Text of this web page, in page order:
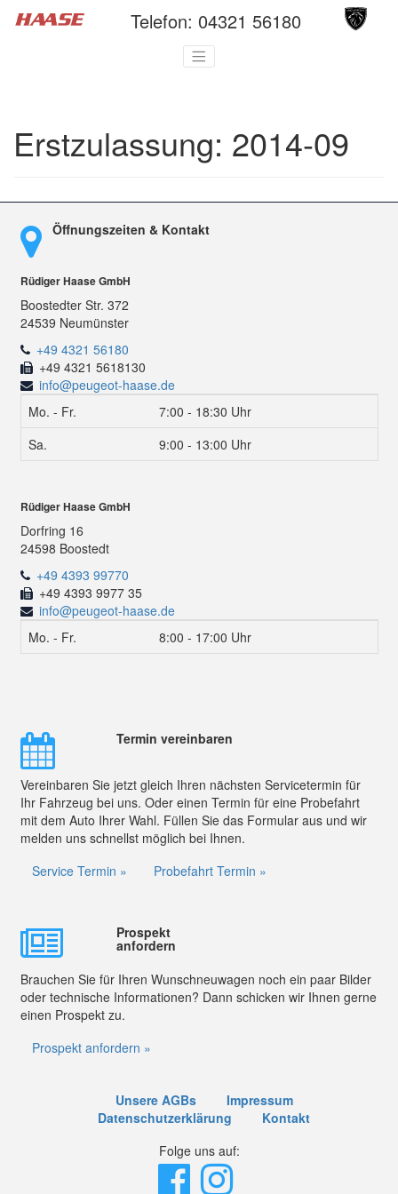
Telefon: 04321 56180
Erstzulassung: 2014-09
Öffnungszeiten & Kontakt
Rüdiger Haase GmbH
Boostedter Str. 372
24539 Neumünster
+49 4321 56180
+49 4321 5618130
info@peugeot-haase.de
Mo. - Fr.
7:00 - 18:30 Uhr
Sa.
9:00 - 13:00 Uhr
Rüdiger Haase GmbH
Dorfring 16
24598 Boostedt
+49 4393 99770
+49 4393 9977 35
info@peugeot-haase.de
Mo. - Fr.
8:00 - 17:00 Uhr
Termin vereinbaren
Vereinbaren Sie jetzt gleich Ihren nächsten Servicetermin für
Ihr Fahrzeug bei uns. Oder einen Termin für eine Probefahrt
mit dem Auto Ihrer Wahl. Füllen Sie das Formular aus und wir
melden uns schnellst möglich bei Ihnen.
Service Termin »
Probefahrt Termin »
Prospekt
anfordern
Brauchen Sie für Ihren Wunschneuwagen noch ein paar Bilder
oder technische Informationen? Dann schicken wir Ihnen gerne
einen Prospekt zu.
Prospekt anfordern »
Unsere AGBs
Impressum
Datenschutzerklärung
Kontakt
Folge uns auf: